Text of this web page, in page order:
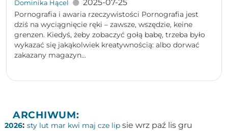
Dominika Hącel 2025-07-25
Pornografia i awaria rzeczywistości Pornografia jest
dziś na wyciągnięcie ręki – zawsze, wszędzie, keine
grenzen. Kiedyś, żeby zobaczyć gołą babę, trzeba było
wykazać się jakąkolwiek kreatywnością: albo dorwać
zakazany magazyn...
ARCHIWUM:
2026: sty lut mar kwi maj cze lip sie wrz paź lis gru